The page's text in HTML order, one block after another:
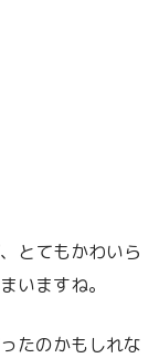
とてもかわいら
いますね。
たのかもしれな